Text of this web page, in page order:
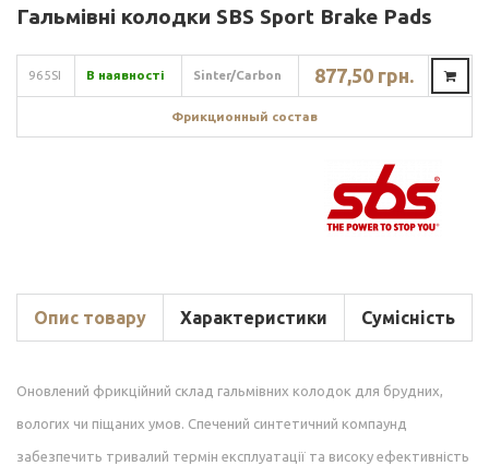
Гальмівні колодки SBS Sport Brake Pads
965SI В наявності Sinter/Carbon 877,50 грн.
Фрикционный состав
Опис товару Характеристики Сумісність
Оновлений фрикційний склад гальмівних колодок для брудних,
вологих чи піщаних умов. Спечений синтетичний компаунд
забезпечить тривалий термін експлуатації та високу ефективність